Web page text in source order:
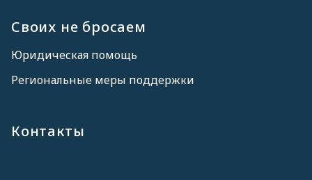
Своих не бросаем
Юридическая помощь
Региональные меры поддержки
Контакты